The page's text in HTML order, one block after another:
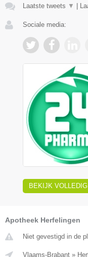
Laatste tweets ▼
Sociale media:
BEKIJK VOLLEDIG
Apotheek Herfelingen
Niet gevestigd in de
Vlaams-Brabant »